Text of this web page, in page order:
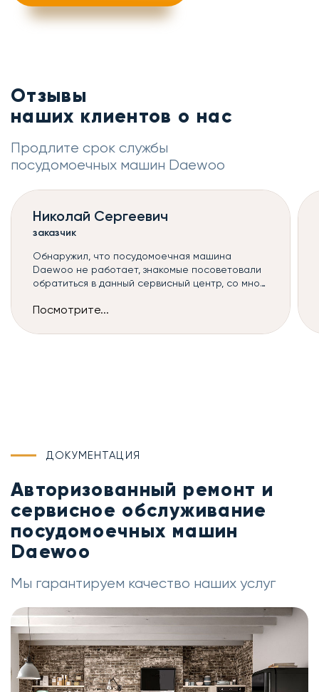
Отзывы
наших клиентов о нас
Продлите срок службы
посудомоечных машин Daewoo
Николай Сергеевич
заказчик
Обнаружил, что посудомоечная машина
Daewoo не работает, знакомые посоветовали
обратиться в данный сервисный центр, со мной
сожалению, такой ремонт посудомоечных
починили всё быстро и без дополнительных
Посмотрите...
ДОКУМЕНТАЦИЯ
Авторизованный ремонт и
сервисное обслуживание
посудомоечных машин
Daewoo
Мы гарантируем качество наших услуг